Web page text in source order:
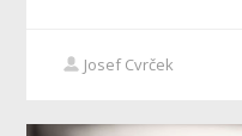
Josef Cvrček